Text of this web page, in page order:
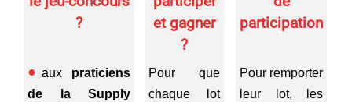
?
et gagner
?
participation
aux praticiens
de la Supply
Pour que
chaque lot
Pour remporter
leur lot, les